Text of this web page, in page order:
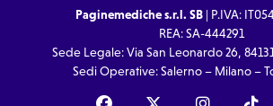
Paginemediche s.r.l. SB| P.IVA:
REA: SA-444291
Sede Legale: Via San Leonardo 26,
Sedi Operative: Salerno – Milano –